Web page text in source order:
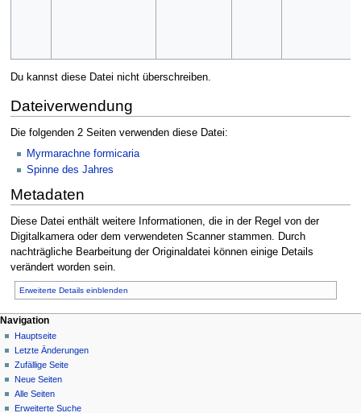
Du kannst diese Datei nicht überschreiben.
Dateiverwendung
Die folgenden 2 Seiten verwenden diese Datei:
Myrmarachne formicaria
Spinne des Jahres
Metadaten
Diese Datei enthält weitere Informationen, die in der Regel von der
Digitalkamera oder dem verwendeten Scanner stammen. Durch
nachträgliche Bearbeitung der Originaldatei können einige Details
verändert worden sein.
Erweiterte Details einblenden
Navigation
Hauptseite
Letzte Änderungen
Zufällige Seite
Neue Seiten
Alle Seiten
Erweiterte Suche